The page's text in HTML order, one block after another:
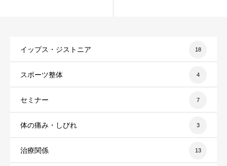
イップス・ジストニア 18
スポーツ整体 4
セミナー 7
体の痛み・しびれ 3
治療関係 13